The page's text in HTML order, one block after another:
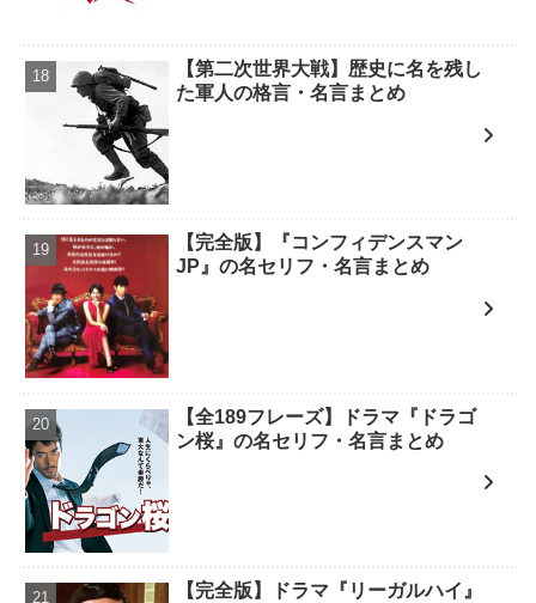
【第二次世界大戦】歴史に名を残し
た軍人の格言・名言まとめ
【完全版】『コンフィデンスマン
JP』の名セリフ・名言まとめ
【全189フレーズ】ドラマ『ドラゴ
ン桜』の名セリフ・名言まとめ
【完全版】ドラマ『リーガルハイ』